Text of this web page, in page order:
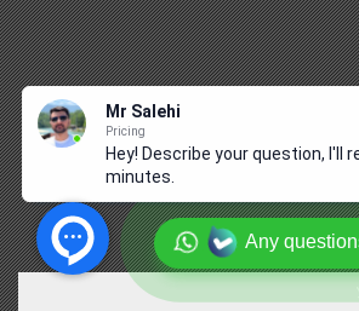
Any
Mr Salehi
Pricing
Hey! Describe your question, I'll
minutes.